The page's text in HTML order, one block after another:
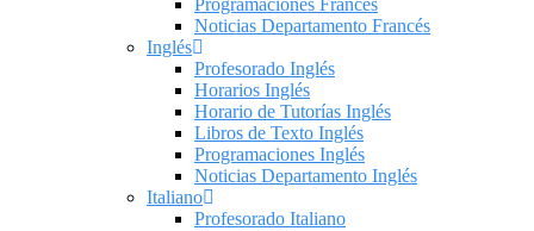
Programaciones Francés
Noticias Departamento Francés
Inglés
Profesorado Inglés
Horarios Inglés
Horario de Tutorías Inglés
Libros de Texto Inglés
Programaciones Inglés
Noticias Departamento Inglés
Italiano
Profesorado Italiano